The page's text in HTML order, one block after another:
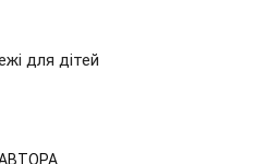
для дітей